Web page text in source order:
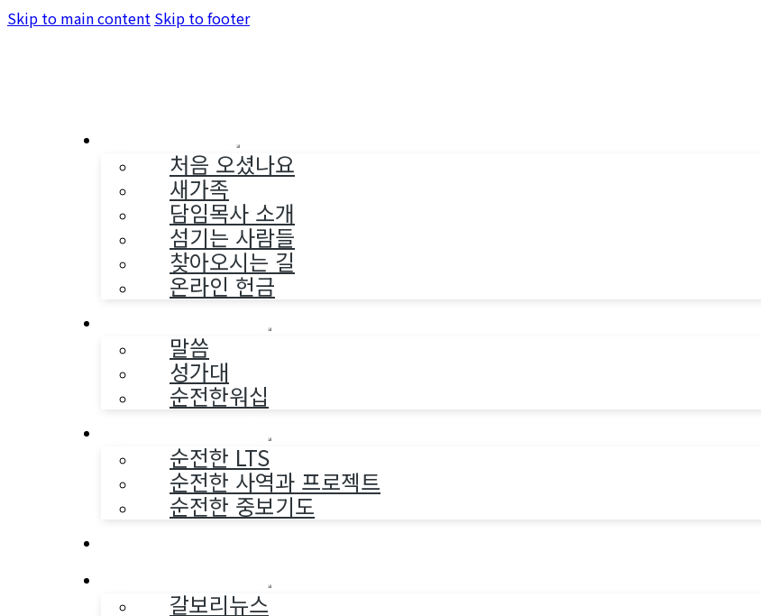
Skip to main content Skip to footer
처음 오셨나요
새가족
담임목사 소개
섬기는 사람들
찾아오시는 길
온라인 헌금
말씀
성가대
순전한워십
순전한 LTS
순전한 사역과 프로젝트
순전한 중보기도
갈보리뉴스